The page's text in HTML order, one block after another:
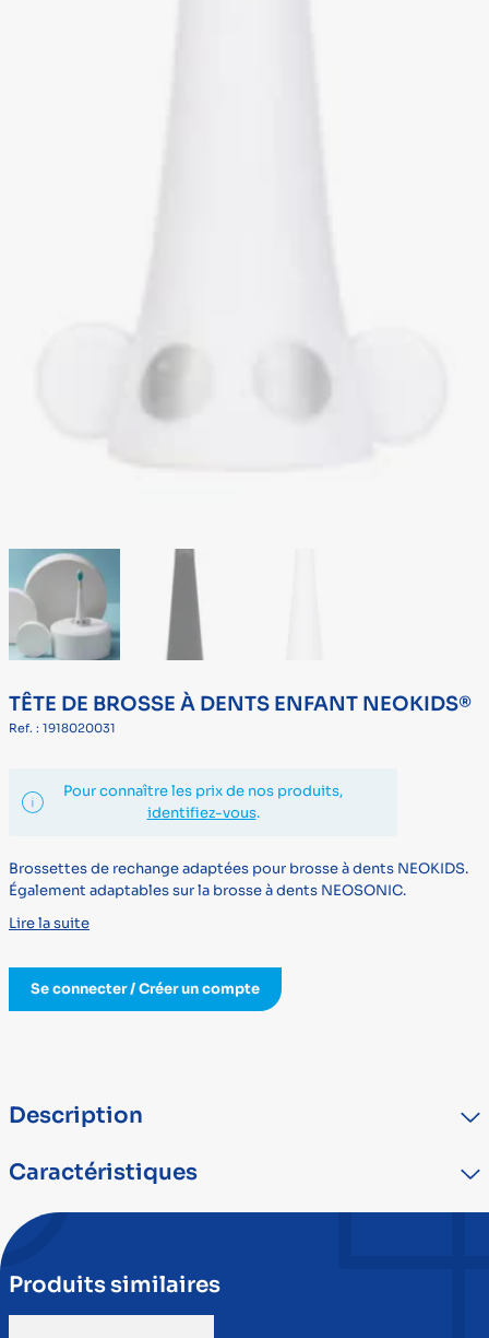
TÊTE DE BROSSE À DENTS ENFANT NEOKIDS®
Ref. : 1918020031
Pour connaître les prix de nos produits,
identifiez-vous.
Brossettes de rechange adaptées pour brosse à dents NEOKIDS.
Également adaptables sur la brosse à dents NEOSONIC.
Lire la suite
Se connecter / Créer un compte
Description
Également adaptables sur la brosse à dents NEOSONIC.
Caractéristiques
TYPE
Produits similaires